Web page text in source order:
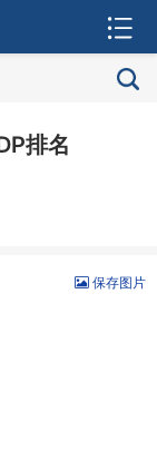
排名
保存图片